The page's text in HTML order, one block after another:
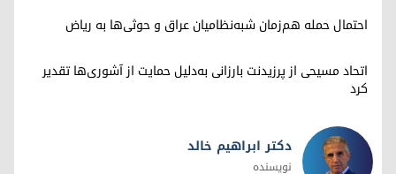
احتمال حمله هم‌زمان شبه‌نظامیان عراق و حوثی‌ها به ریاض
اتحاد مسیحی از پرزیدنت بارزانی به‌دلیل حمایت از آشوری‌ها تقدیر
کرد
دکتر ابراهیم خالد
نویسنده